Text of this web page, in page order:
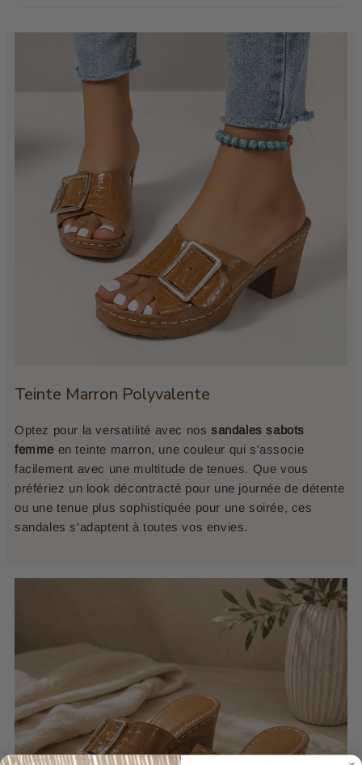
Teinte Marron Polyvalente
Optez pour la versatilité avec nos sandales sabots
femme en teinte marron, une couleur qui s'associe
facilement avec une multitude de tenues. Que vous
préfériez un look décontracté pour une journée de détente
ou une tenue plus sophistiquée pour une soirée, ces
sandales s'adaptent à toutes vos envies.